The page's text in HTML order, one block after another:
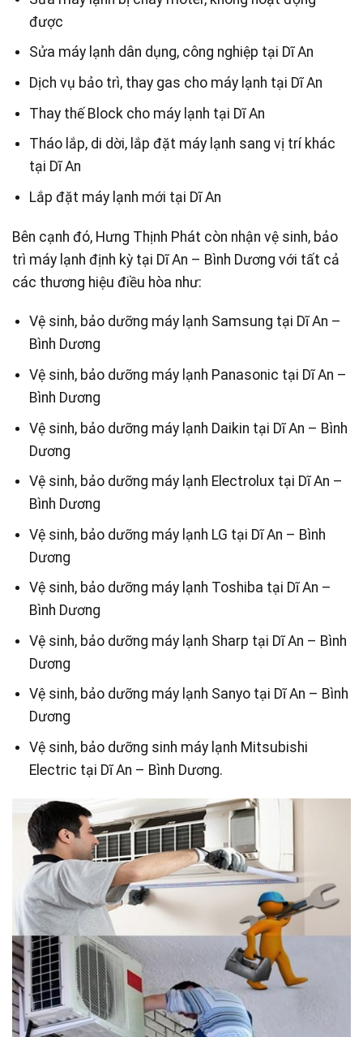
được
Sửa máy lạnh dân dụng, công nghiệp tại Dĩ An
Dịch vụ bảo trì, thay gas cho máy lạnh tại Dĩ An
Thay thế Block cho máy lạnh tại Dĩ An
Tháo lắp, di dời, lắp đặt máy lạnh sang vị trí khác
tại Dĩ An
Lắp đặt máy lạnh mới tại Dĩ An
Bên cạnh đó, Hưng Thịnh Phát còn nhận vệ sinh, bảo
trì máy lạnh định kỳ tại Dĩ An – Bình Dương với tất cả
các thương hiệu điều hòa như:
Vệ sinh, bảo dưỡng máy lạnh Samsung tại Dĩ An –
Bình Dương
Vệ sinh, bảo dưỡng máy lạnh Panasonic tại Dĩ An –
Bình Dương
Vệ sinh, bảo dưỡng máy lạnh Daikin tại Dĩ An – Bình
Dương
Vệ sinh, bảo dưỡng máy lạnh Electrolux tại Dĩ An –
Bình Dương
Vệ sinh, bảo dưỡng máy lạnh LG tại Dĩ An – Bình
Dương
Vệ sinh, bảo dưỡng máy lạnh Toshiba tại Dĩ An –
Bình Dương
Vệ sinh, bảo dưỡng máy lạnh Sharp tại Dĩ An – Bình
Dương
Vệ sinh, bảo dưỡng máy lạnh Sanyo tại Dĩ An – Bình
Dương
Vệ sinh, bảo dưỡng sinh máy lạnh Mitsubishi
Electric tại Dĩ An – Bình Dương.